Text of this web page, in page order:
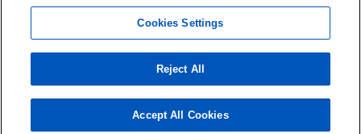
Cookies Settings
Reject All
Accept All Cookies